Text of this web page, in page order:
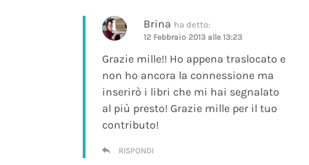
Brina ha detto:
12 Febbraio 2013 alle 13:23
Grazie mille!! Ho appena traslocato e
non ho ancora la connessione ma
inserirò i libri che mi hai segnalato
al più presto! Grazie mille per il tuo
contributo!
RISPONDI